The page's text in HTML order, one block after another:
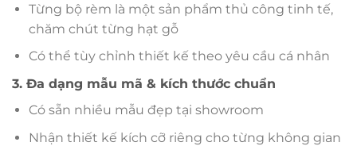
Từng bộ rèm là một sản phẩm thủ công tinh tế,
chăm chút từng hạt gỗ
Có thể tùy chỉnh thiết kế theo yêu cầu cá nhân
3. Đa dạng mẫu mã & kích thước chuẩn
Có sẵn nhiều mẫu đẹp tại showroom
Nhận thiết kế kích cỡ riêng cho từng không gian